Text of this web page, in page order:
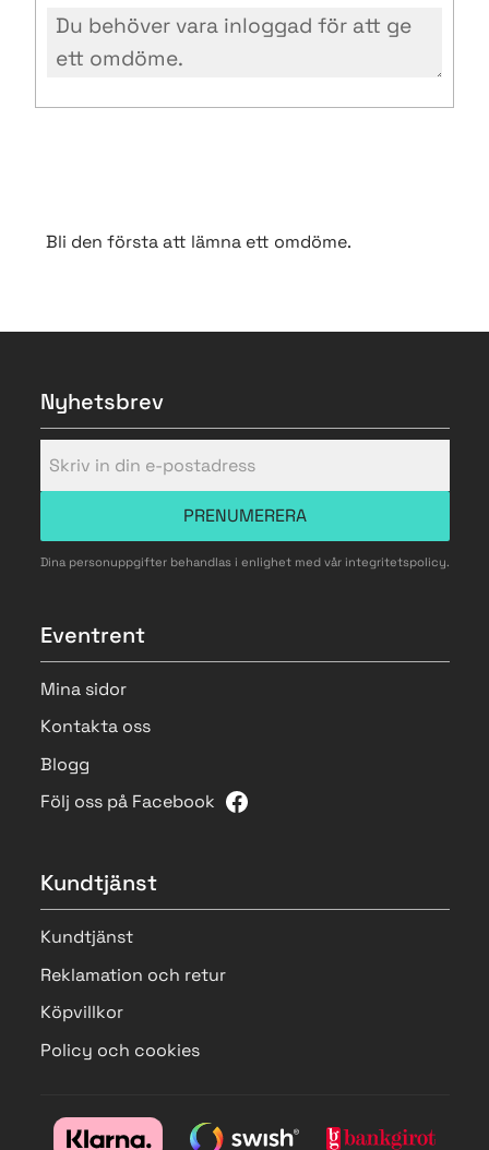
Bli den första att lämna ett omdöme.
Nyhetsbrev
PRENUMERERA
Dina personuppgifter behandlas i enlighet med vår integritetspolicy.
Eventrent
Mina sidor
Kontakta oss
Blogg
Följ oss på Facebook
Kundtjänst
Kundtjänst
Reklamation och retur
Köpvillkor
Policy och cookies